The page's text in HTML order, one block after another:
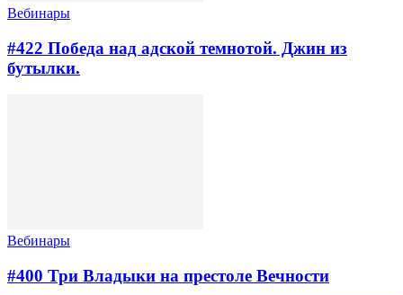
Вебинары
#422 Победа над адской темнотой. Джин из
бутылки.
Вебинары
#400 Три Владыки на престоле Вечности